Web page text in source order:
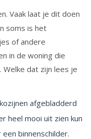
. Vaak laat je dit doen
soms is het
of andere
in de woning die
Welke dat zijn lees je
afgebladderd
heel mooi uit zien kun
binnenschilder.